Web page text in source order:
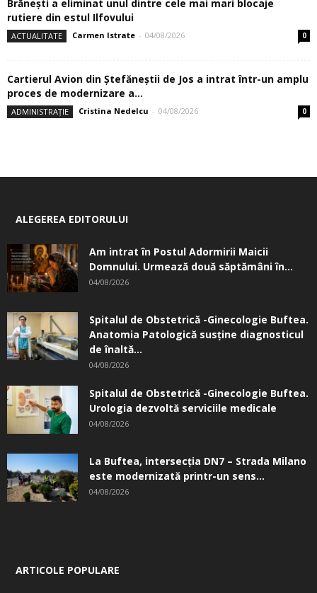
Brănești a eliminat unul dintre cele mai mari blocaje
rutiere din estul Ilfovului
ACTUALITATE Carmen Istrate - 04/08/2026 0
Cartierul Avion din Ştefăneştii de Jos a intrat într-un amplu
proces de modernizare a...
ADMINISTRAȚIE Cristina Nedelcu - 04/08/2026 0
ALEGEREA EDITORULUI
Am intrat în Postul Adormirii Maicii
Domnului. Urmează două săptămâni în...
04/08/2026
Spitalul de Obstetrică -Ginecologie Buftea.
Anatomia Patologică susţine diagnosticul
de înaltă...
04/08/2026
Spitalul de Obstetrică -Ginecologie Buftea.
Urologia dezvoltă serviciile medicale
04/08/2026
La Buftea, intersecţia DN7 – Strada Milano
este modernizată printr-un sens...
04/08/2026
ARTICOLE POPULARE